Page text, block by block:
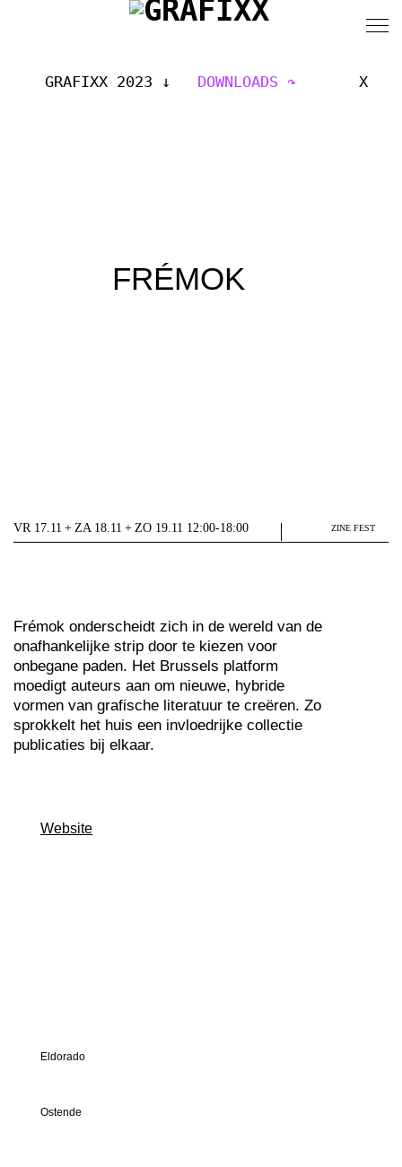
GRAFIXX 2023 DOWNLOADS X
FRÉMOK
VR 17.11 + ZA 18.11 + ZO 19.11 12:00-18:00 ZINE FEST
Frémok onderscheidt zich in de wereld van de
onafhankelijke strip door te kiezen voor
onbegane paden. Het Brussels platform
moedigt auteurs aan om nieuwe, hybride
vormen van grafische literatuur te creëren. Zo
sprokkelt het huis een invloedrijke collectie
publicaties bij elkaar.
Website
Eldorado
Ostende